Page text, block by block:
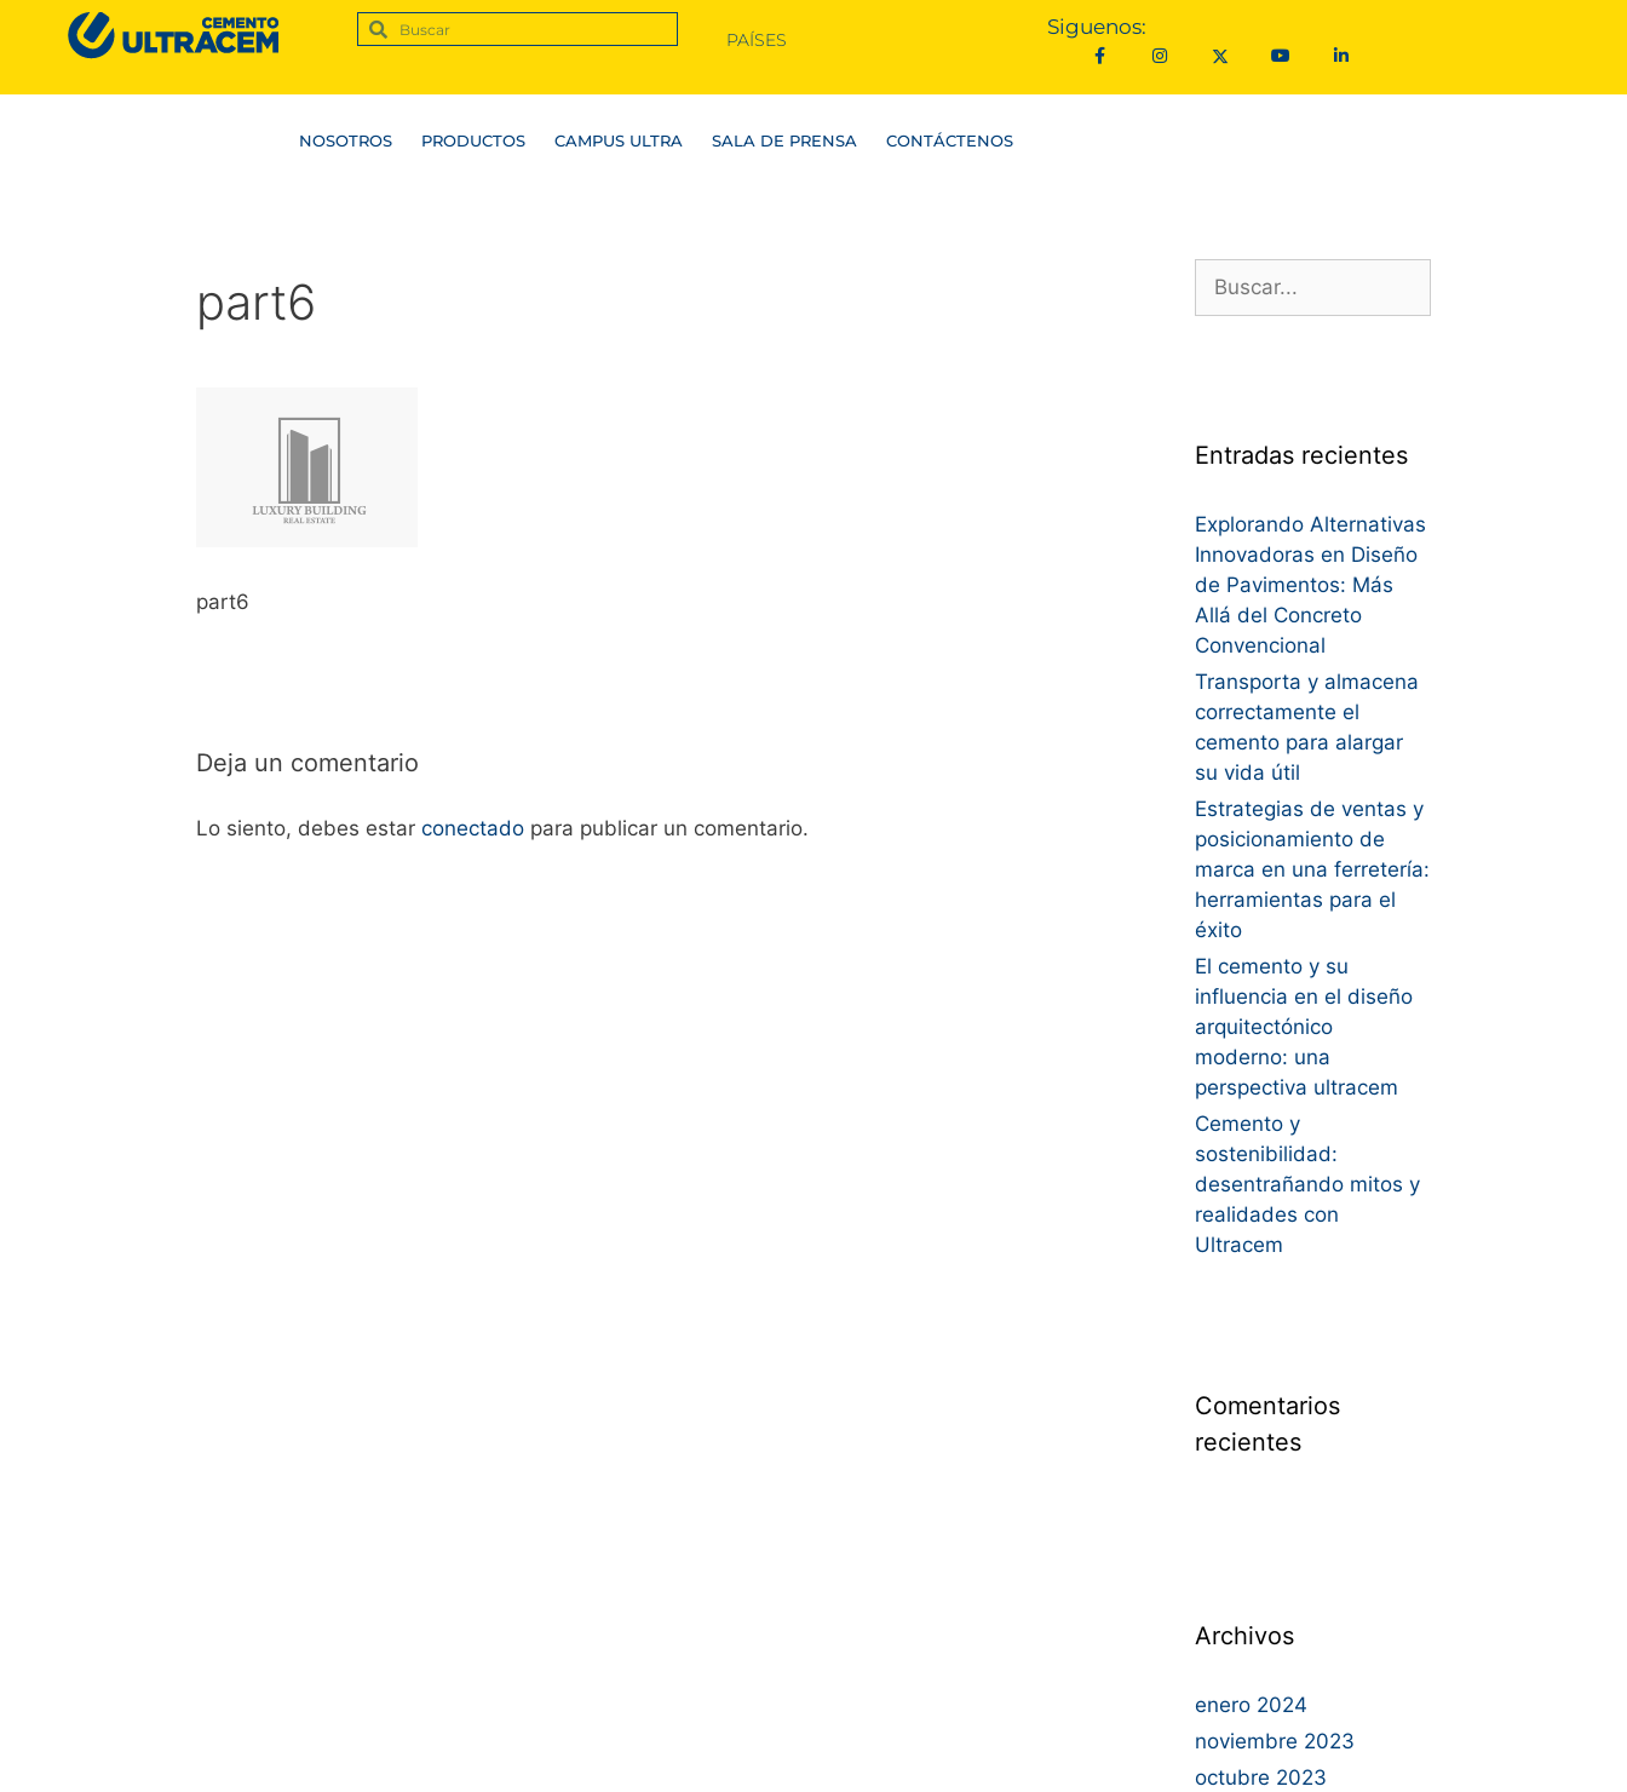
PAÍSES
Siguenos:
NOSOTROS PRODUCTOS CAMPUS ULTRA SALA DE PRENSA CONTÁCTENOS
part6
part6
Deja un comentario
Lo siento, debes estar conectado para publicar un comentario.
Entradas recientes
Explorando Alternativas
Innovadoras en Diseño
de Pavimentos: Más
Allá del Concreto
Convencional
Transporta y almacena
correctamente el
cemento para alargar
su vida útil
Estrategias de ventas y
posicionamiento de
marca en una ferretería:
herramientas para el
éxito
El cemento y su
influencia en el diseño
arquitectónico
moderno: una
perspectiva ultracem
Cemento y
sostenibilidad:
desentrañando mitos y
realidades con
Ultracem
Comentarios
recientes
Archivos
enero 2024
noviembre 2023
octubre 2023